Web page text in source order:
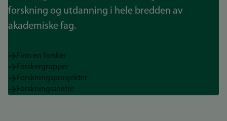
forskning og utdanning i hele bredden av
akademiske fag.
Finn en forsker
Forskergrupper
Forskningsprosjekter
Forskningssentre